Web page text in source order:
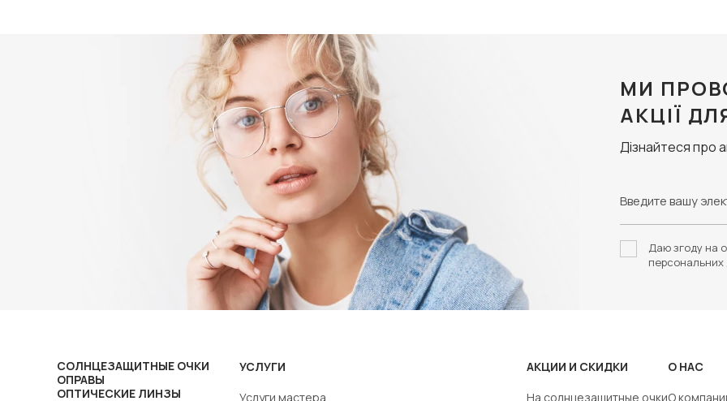
МИ
АКЦІЇ
Дізнайтеся про
Даю згоду на
СОЛНЦЕЗАЩИТНЫЕ ОЧКИ
ОПРАВЫ
ОПТИЧЕСКИЕ ЛИНЗЫ
УСЛУГИ
Услуги мастера
АКЦИИ И СКИДКИ
На солнцезащитные очки
О НАС
О